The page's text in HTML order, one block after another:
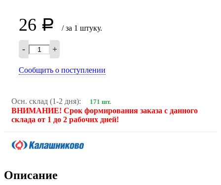
26 Р / за 1 штуку.
- +
Сообщить о поступлении
Осн. склад (1-2 дня): 171 шт.
ВНИМАНИЕ! Срок формирования заказа с данного
склада от 1 до 2 рабочих дней!
Описание